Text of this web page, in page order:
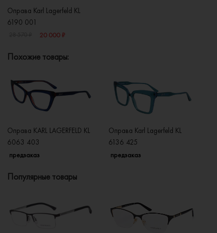
Оправа Karl Lagerfeld KL
6190 001
20 000 ₽
Похожие товары:
Оправа KARL LAGERFELD KL
6063 403
предзаказ
Оправа Karl Lagerfeld KL
6136 425
предзаказ
Популярные товары